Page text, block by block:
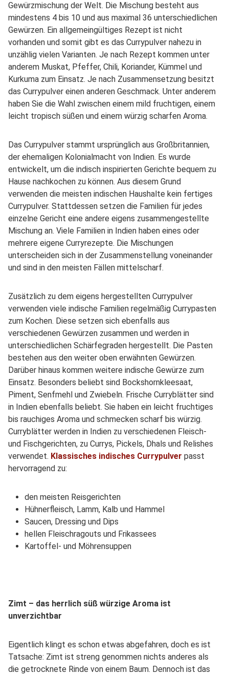
Gewürzmischung der Welt. Die Mischung besteht aus
mindestens 4 bis 10 und aus maximal 36 unterschiedlichen
Gewürzen. Ein allgemeingültiges Rezept ist nicht
vorhanden und somit gibt es das Currypulver nahezu in
unzählig vielen Varianten. Je nach Rezept kommen unter
anderem Muskat, Pfeffer, Chili, Koriander, Kümmel und
Kurkuma zum Einsatz. Je nach Zusammensetzung besitzt
das Currypulver einen anderen Geschmack. Unter anderem
haben Sie die Wahl zwischen einem mild fruchtigen, einem
leicht tropisch süßen und einem würzig scharfen Aroma.
Das Currypulver stammt ursprünglich aus Großbritannien,
der ehemaligen Kolonialmacht von Indien. Es wurde
entwickelt, um die indisch inspirierten Gerichte bequem zu
Hause nachkochen zu können. Aus diesem Grund
verwenden die meisten indischen Haushalte kein fertiges
Currypulver. Stattdessen setzen die Familien für jedes
einzelne Gericht eine andere eigens zusammengestellte
Mischung an. Viele Familien in Indien haben eines oder
mehrere eigene Curryrezepte. Die Mischungen
unterscheiden sich in der Zusammenstellung voneinander
und sind in den meisten Fällen mittelscharf.
Zusätzlich zu dem eigens hergestellten Currypulver
verwenden viele indische Familien regelmäßig Currypasten
zum Kochen. Diese setzen sich ebenfalls aus
verschiedenen Gewürzen zusammen und werden in
unterschiedlichen Schärfegraden hergestellt. Die Pasten
bestehen aus den weiter oben erwähnten Gewürzen.
Darüber hinaus kommen weitere indische Gewürze zum
Einsatz. Besonders beliebt sind Bockshornkleesaat,
Piment, Senfmehl und Zwiebeln. Frische Curryblätter sind
in Indien ebenfalls beliebt. Sie haben ein leicht fruchtiges
bis rauchiges Aroma und schmecken scharf bis würzig.
Curryblätter werden in Indien zu verschiedenen Fleisch-
und Fischgerichten, zu Currys, Pickels, Dhals und Relishes
verwendet. Klassisches indisches Currypulver passt
hervorragend zu:
den meisten Reisgerichten
Hühnerfleisch, Lamm, Kalb und Hammel
Saucen, Dressing und Dips
hellen Fleischragouts und Frikassees
Kartoffel- und Möhrensuppen
Zimt – das herrlich süß würzige Aroma ist
unverzichtbar
Eigentlich klingt es schon etwas abgefahren, doch es ist
Tatsache: Zimt ist streng genommen nichts anderes als
die getrocknete Rinde von einem Baum. Dennoch ist das